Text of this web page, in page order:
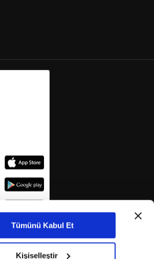
Tümünü Kabul Et
Kişiselleştir